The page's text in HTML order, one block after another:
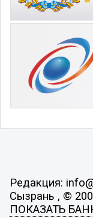
Редакция:
Сызрань , ©
ПОКАЗАТЬ